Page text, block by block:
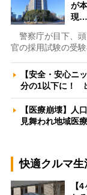
が
現…
警察庁が目下、頭
官の採用試験の受
【安全・安心ニ
分の1以下に！
【医療崩壊】人
見舞われ地域
快適クルマ
【